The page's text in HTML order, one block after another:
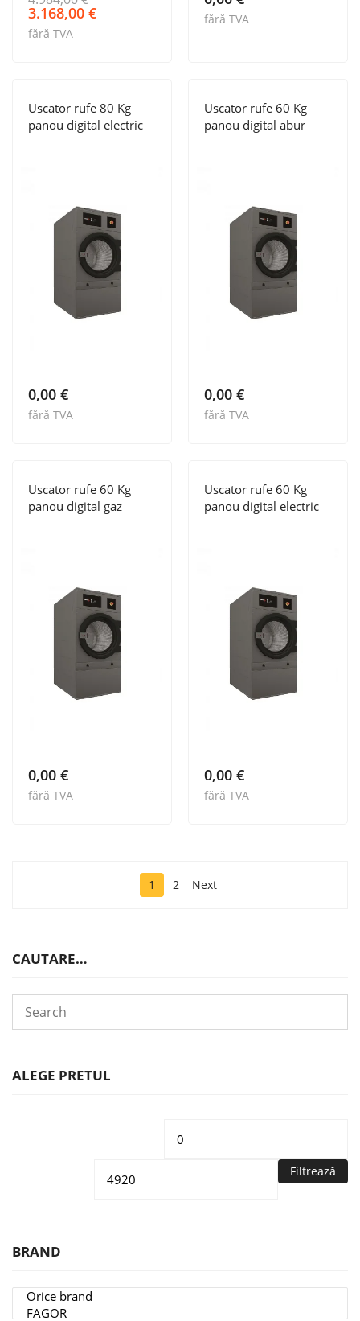
Prețul
inițial
a
3.168,00 €Prețul
fără TVA
fără TVA
Uscator rufe 80 Kg
panou digital electric
0,00 €
fără TVA
Uscator rufe 60 Kg
panou digital abur
0,00 €
fără TVA
Uscator rufe 60 Kg
panou digital gaz
0,00 €
fără TVA
Uscator rufe 60 Kg
panou digital electric
0,00 €
fără TVA
1 2 Next
CAUTARE…
ALEGE PRETUL
Preț
Filtrează
BRAND